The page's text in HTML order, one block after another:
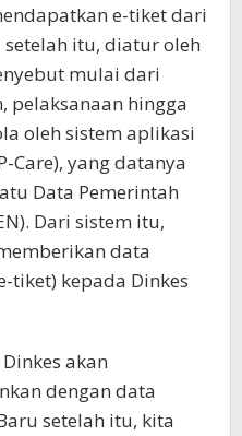
e-tiket dari
itu, diatur oleh
mulai dari
pelaksanaan hingga
oleh sistem aplikasi
Care), yang datanya
Data Pemerintah
Dari sistem itu,
data
tiket) kepada Dinkes
akan
dengan data
setelah itu, kita